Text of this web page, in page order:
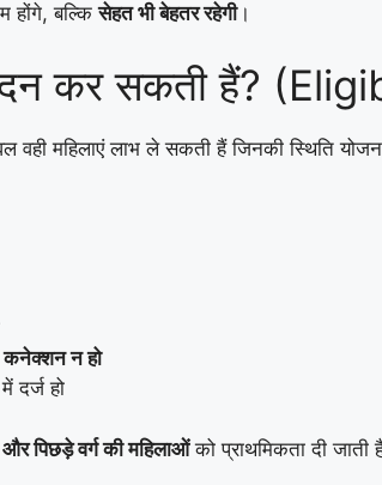
होंगे, बल्किसेहत भी बेहतर रहेगी।
कर सकती हैं?
महिलाएं लाभ ले सकती हैं जिनकी स्थिति
न हो
दर्ज हो
और पिछड़े वर्ग की महिलाओंको प्राथमिकता दी जाती